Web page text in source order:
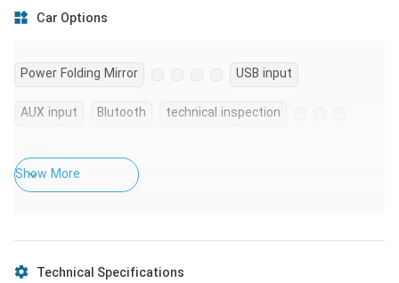
Car Options
Power Folding Mirror USB input
AUX input Blutooth technical inspection
Show More
Technical Specifications